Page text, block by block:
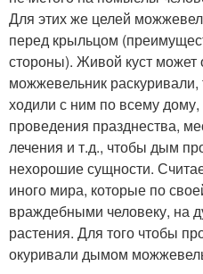
Для этих же целей
перед крыльцом
стороны). Живой куст может
можжевельник раскуривали,
ходили с ним по всему
проведения празднества,
лечения и т.д., чтобы дым
нехорошие сущности.
иного мира, которые по
враждебными человеку, на
растения. Для того чтобы
окуривали дымом